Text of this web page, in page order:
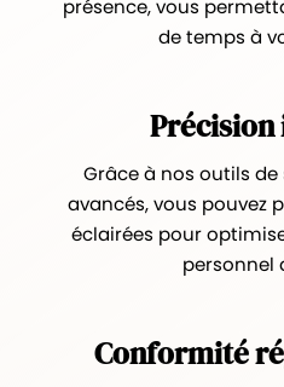
présence, vous
de temps à
Précision
Grâce à nos outils
avancés, vous pouvez
éclairées pour
personnel
Conformité